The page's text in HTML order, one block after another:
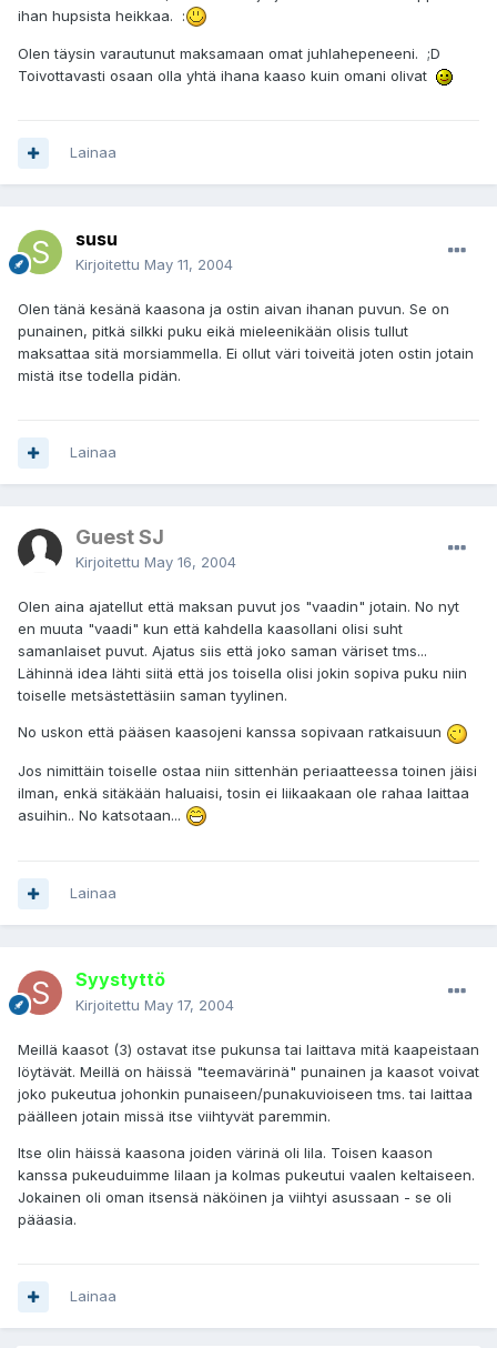
ihan hupsista heikkaa. :
Olen täysin varautunut maksamaan omat juhlahepeneeni. ;D
Toivottavasti osaan olla yhtä ihana kaaso kuin omani olivat
Lainaa
susu
Kirjoitettu May 11, 2004
Olen tänä kesänä kaasona ja ostin aivan ihanan puvun. Se on
punainen, pitkä silkki puku eikä mieleenikään olisis tullut
maksattaa sitä morsiammella. Ei ollut väri toiveitä joten ostin jotain
mistä itse todella pidän.
Lainaa
Guest SJ
Kirjoitettu May 16, 2004
Olen aina ajatellut että maksan puvut jos "vaadin" jotain. No nyt
en muuta "vaadi" kun että kahdella kaasollani olisi suht
samanlaiset puvut. Ajatus siis että joko saman väriset tms...
Lähinnä idea lähti siitä että jos toisella olisi jokin sopiva puku niin
toiselle metsästettäsiin saman tyylinen.
No uskon että pääsen kaasojeni kanssa sopivaan ratkaisuun
Jos nimittäin toiselle ostaa niin sittenhän periaatteessa toinen jäisi
ilman, enkä sitäkään haluaisi, tosin ei liikaakaan ole rahaa laittaa
asuihin.. No katsotaan...
Lainaa
Syystyttö
Kirjoitettu May 17, 2004
Meillä kaasot (3) ostavat itse pukunsa tai laittava mitä kaapeistaan
löytävät. Meillä on häissä "teemavärinä" punainen ja kaasot voivat
joko pukeutua johonkin punaiseen/punakuvioiseen tms. tai laittaa
päälleen jotain missä itse viihtyvät paremmin.
Itse olin häissä kaasona joiden värinä oli lila. Toisen kaason
kanssa pukeuduimme lilaan ja kolmas pukeutui vaalen keltaiseen.
Jokainen oli oman itsensä näköinen ja viihtyi asussaan - se oli
pääasia.
Lainaa